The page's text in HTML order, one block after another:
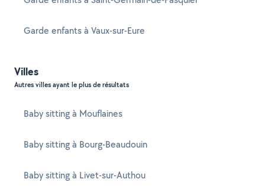
Garde enfants à Vaux-sur-Eure
Villes
Autres villes ayant le plus de résultats
Baby sitting à Mouflaines
Baby sitting à Bourg-Beaudouin
Baby sitting à Livet-sur-Authou